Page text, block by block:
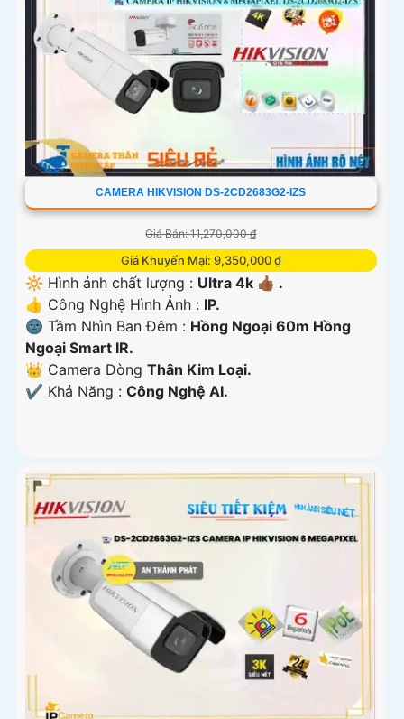
CAMERA HIKVISION DS-2CD2683G2-IZS
Giá Bán: 11,270,000 ₫
Giá Khuyến Mại: 9,350,000 ₫
🔆 Hình ảnh chất lượng : Ultra 4k 👍🏾 .
👍 Công Nghệ Hình Ảnh : IP.
🌚 Tầm Nhìn Ban Đêm : Hồng Ngoại 60m Hồng
Ngoại Smart IR.
👑 Camera Dòng Thân Kim Loại.
️✔️ Khả Năng : Công Nghệ AI.